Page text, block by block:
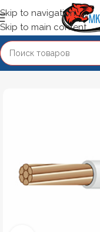
Skip to navigation
Skip to main content